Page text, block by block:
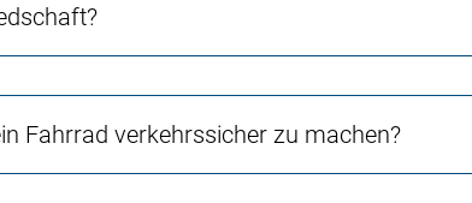
Fahrrad verkehrssicher zu machen?